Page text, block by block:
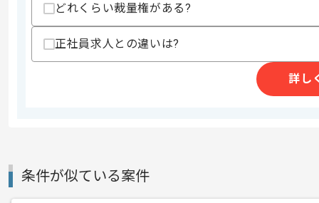
商談回数
1回
どれくらい裁量権がある?
正社員求人との違いは?
詳し
条件が似ている案件